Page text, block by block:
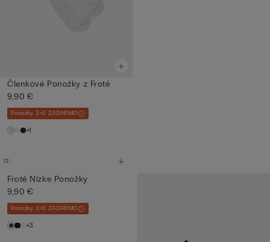
Členkové Ponožky z Froté
9,90 €
Ponožky 3+3 ZADARMO
+1
Froté Nízke Ponožky
9,90 €
Ponožky 3+3 ZADARMO
+3